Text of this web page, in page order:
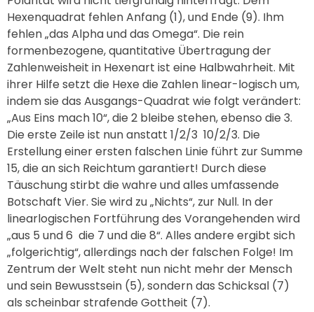
Hexenquadrat fehlen Anfang (1), und Ende (9). Ihm
fehlen „das Alpha und das Omega“. Die rein
formenbezogene, quantitative Übertragung der
Zahlenweisheit in Hexenart ist eine Halbwahrheit. Mit
ihrer Hilfe setzt die Hexe die Zahlen linear-logisch um,
indem sie das Ausgangs-Quadrat wie folgt verändert:
„Aus Eins mach 10“, die 2 bleibe stehen, ebenso die 3.
Die erste Zeile ist nun anstatt 1/2/3 10/2/3. Die
Erstellung einer ersten falschen Linie führt zur Summe
15, die an sich Reichtum garantiert! Durch diese
Täuschung stirbt die wahre und alles umfassende
Botschaft Vier. Sie wird zu „Nichts“, zur Null. In der
linearlogischen Fortführung des Vorangehenden wird
„aus 5 und 6 die 7 und die 8“. Alles andere ergibt sich
„folgerichtig“, allerdings nach der falschen Folge! Im
Zentrum der Welt steht nun nicht mehr der Mensch
und sein Bewusstsein (5), sondern das Schicksal (7)
als scheinbar strafende Gottheit (7).